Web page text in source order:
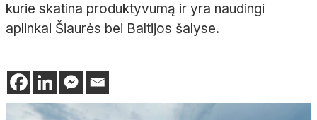
kurie skatina produktyvumą ir yra naudingi
aplinkai Šiaurės bei Baltijos šalyse.